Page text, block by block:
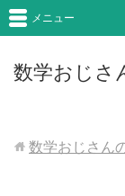
数学おじさ
メニュー
数学おじさん